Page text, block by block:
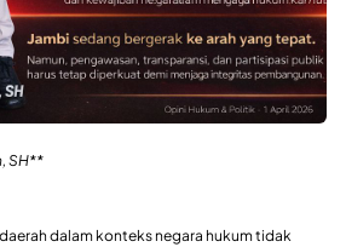
SH**
dalam konteks negara hukum tidak